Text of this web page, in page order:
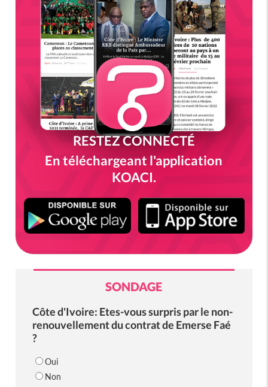
RESTEZ CONNECTÉ
En téléchargeant l'application
KOACI.
SONDAGE
Côte d'Ivoire: Etes-vous surpris par le non-
renouvellement du contrat de Emerse Faé
?
Oui
Non